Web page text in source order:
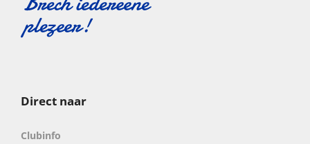
Direct naar
Clubinfo